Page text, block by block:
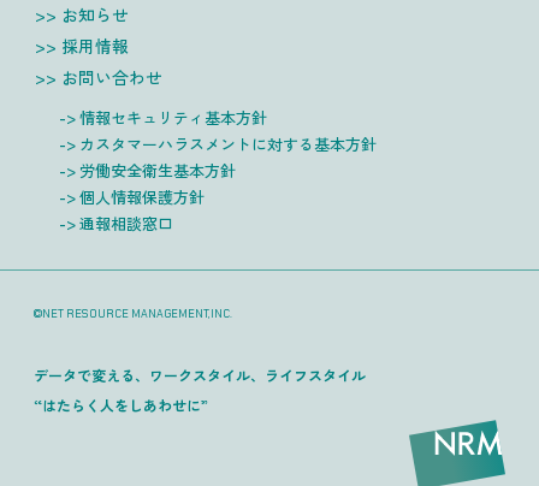
お知らせ
採用情報
お問い合わせ
情報セキュリティ基本方針
カスタマーハラスメントに対する基本方針
労働安全衛生基本方針
個人情報保護方針
通報相談窓口
©NET RESOURCE MANAGEMENT,INC.
データで変える、ワークスタイル、ライフスタイル
“はたらく人をしあわせに”